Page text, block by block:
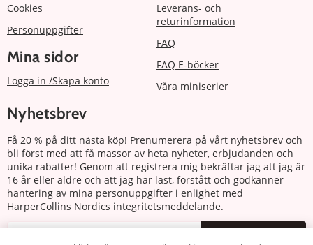
Cookies
Personuppgifter
Mina sidor
Logga in /Skapa konto
Leverans- och
returinformation
FAQ
FAQ E-böcker
Våra miniserier
Nyhetsbrev
Få 20 % på ditt nästa köp! Prenumerera på vårt nyhetsbrev och
bli först med att få massor av heta nyheter, erbjudanden och
unika rabatter! Genom att registrera mig bekräftar jag att jag är
16 år eller äldre och att jag har läst, förstått och godkänner
hantering av mina personuppgifter i enlighet med
HarperCollins Nordics integritetsmeddelande.